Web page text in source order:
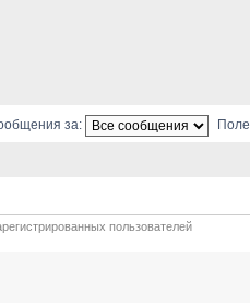
за:
пользователей